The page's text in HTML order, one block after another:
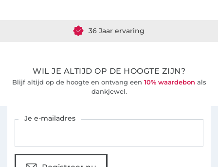
36 Jaar ervaring
WIL JE ALTIJD OP DE HOOGTE ZIJN?
Blijf altijd op de hoogte en ontvang een 10% waardebon als
dankjewel.
Je e-mailadres